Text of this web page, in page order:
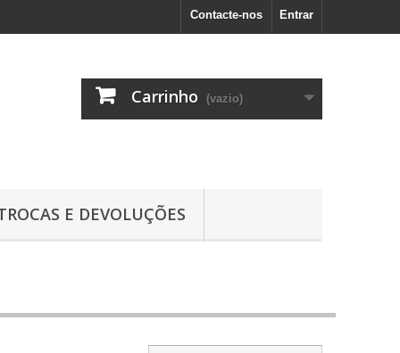
Entrar
Contacte-nos
Carrinho (vazio)
E DEVOLUÇÕES